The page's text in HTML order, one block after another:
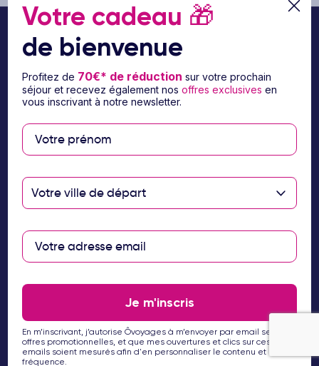
Suivez-nous sur les réseaux sociaux
© 2026 Ôvoyages
Votre cadeau 🎁
de bienvenue
Profitez de 70€* de réduction sur votre prochain
séjour et recevez également nosoffres exclusives en
vous inscrivant à notre newsletter.
Votre ville de départ
Je m'inscris
En m’inscrivant, j’autorise Ôvoyages à m’envoyer par email ses
offres promotionnelles, et que mes ouvertures et clics sur ces
emails soient mesurés afin d'en personnaliser le contenu et la
fréquence.